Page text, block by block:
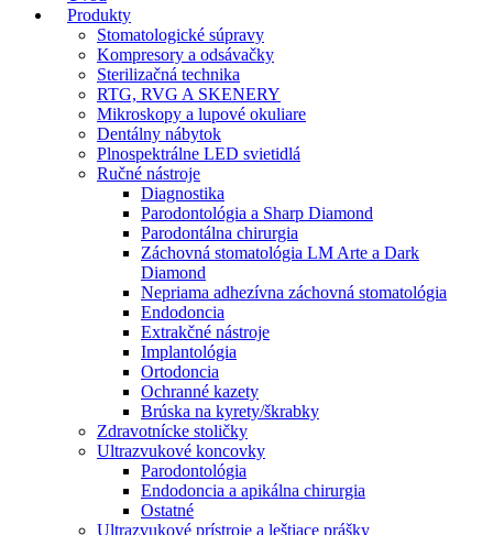
Produkty
Stomatologické súpravy
Kompresory a odsávačky
Sterilizačná technika
RTG, RVG A SKENERY
Mikroskopy a lupové okuliare
Dentálny nábytok
Plnospektrálne LED svietidlá
Ručné nástroje
Diagnostika
Parodontológia a Sharp Diamond
Parodontálna chirurgia
Záchovná stomatológia LM Arte a Dark
Diamond
Nepriama adhezívna záchovná stomatológia
Endodoncia
Extrakčné nástroje
Implantológia
Ortodoncia
Ochranné kazety
Brúska na kyrety/škrabky
Zdravotnícke stoličky
Ultrazvukové koncovky
Parodontológia
Endodoncia a apikálna chirurgia
Ostatné
Ultrazvukové prístroje a leštiace prášky